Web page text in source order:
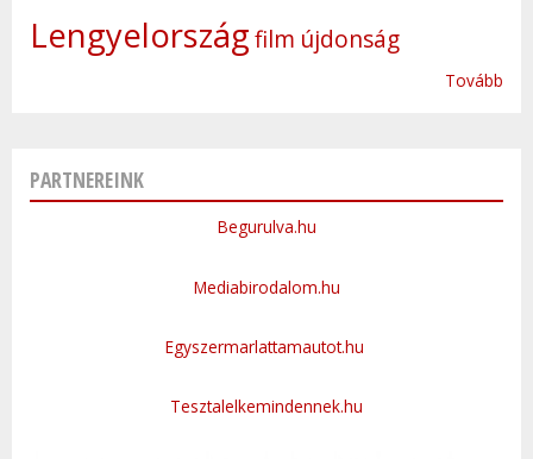
Lengyelországfilm újdonság
Tovább
PARTNEREINK
Begurulva.hu
Mediabirodalom.hu
Egyszermarlattamautot.hu
Tesztalelkemindennek.hu